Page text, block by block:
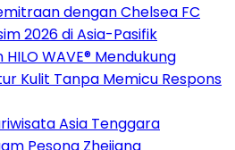
dengan Chelsea FC
2026 di Asia-Pasifik
HILO WAVE® Mendukung
Kulit Tanpa Memicu Respons
Asia Tenggara
Pesona Zhejiang